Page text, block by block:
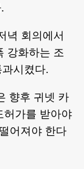
녁 회의에서
강화하는 조
시켰다.
향후 귀넷 카
허가를 받아야
어져야 한다